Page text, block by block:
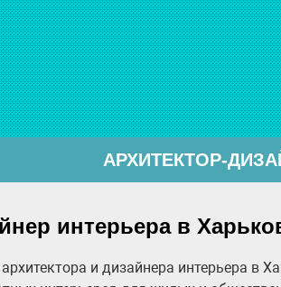
АРХИТЕКТОР-
интерьера в
и дизайнера интерьера в